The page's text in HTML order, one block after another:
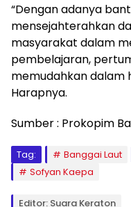
“Dengan adanya
mensejahterahkan
masyarakat dalam
pembelajaran,
memudahkan dalam
Harapnya.
Sumber : Prokopim
Tag: Banggai Laut
Sofyan Kaepa
Editor: Suara Keraton